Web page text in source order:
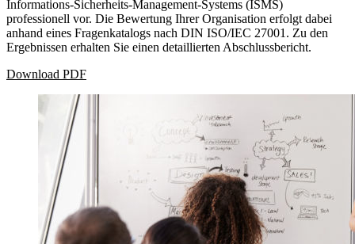
Informations-Sicherheits-Management-Systems (ISMS)
professionell vor. Die Bewertung Ihrer Organisation erfolgt dabei
anhand eines Fragen­katalogs nach DIN ISO/IEC 27001. Zu den
Ergebnissen erhalten Sie einen detaillierten Abschlussbericht.
Download PDF